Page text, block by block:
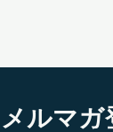
メルマガ